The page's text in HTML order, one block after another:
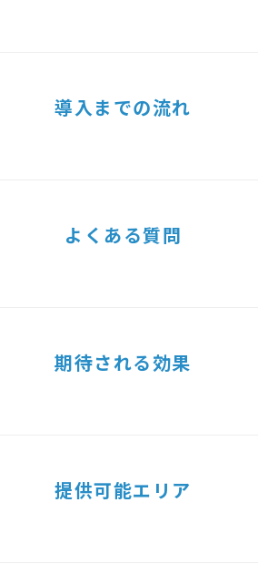
導入までの流れ
よくある質問
期待される効果
提供可能エリア